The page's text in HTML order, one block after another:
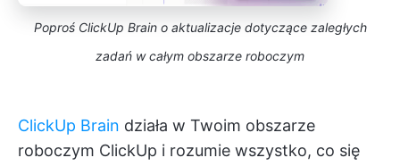
Poproś ClickUp Brain o aktualizacje dotyczące zaległych
zadań w całym obszarze roboczym
ClickUp Brain działa w Twoim obszarze
roboczym ClickUp i rozumie wszystko, co się